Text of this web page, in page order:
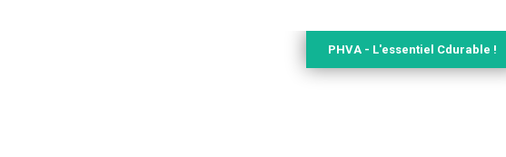
PHVA - L'essentiel Cdurable !